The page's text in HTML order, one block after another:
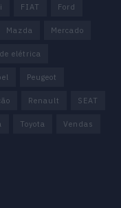
FIAT Ford
Mazda Mercado
elétrica
Peugeot
Renault SEAT
Toyota Vendas